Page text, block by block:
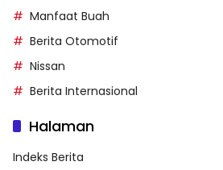
Manfaat Buah
Berita Otomotif
Nissan
Berita Internasional
Halaman
Indeks Berita